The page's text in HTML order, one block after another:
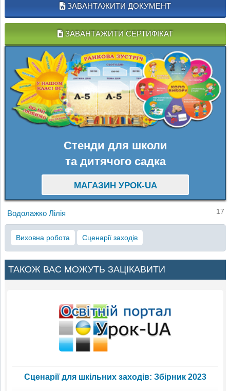
ЗАВАНТАЖИТИ ДОКУМЕНТ
ЗАВАНТАЖИТИ СЕРТИФІКАТ
Стенди для школи
та дитячого садка
МАГАЗИН УРОК-UA
Водолажко Лілія 17
Виховна робота Сценарії заходів
ТАКОЖ ВАС МОЖУТЬ ЗАЦІКАВИТИ
Сценарії для шкільних заходів: Збірник 2023